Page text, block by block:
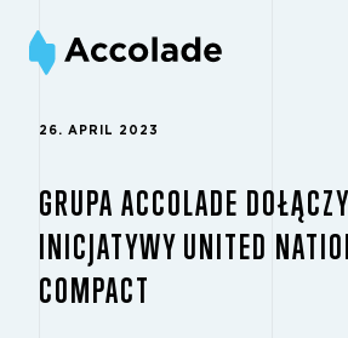
26. APRIL 2023
GRUPA ACCOLADE
INICJATYWY UNITED
COMPACT